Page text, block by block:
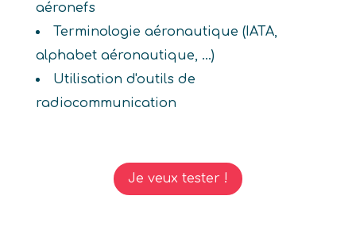
aéronefs
Terminologie aéronautique (IATA,
alphabet aéronautique, ...)
Utilisation d'outils de
radiocommunication
Je veux tester !